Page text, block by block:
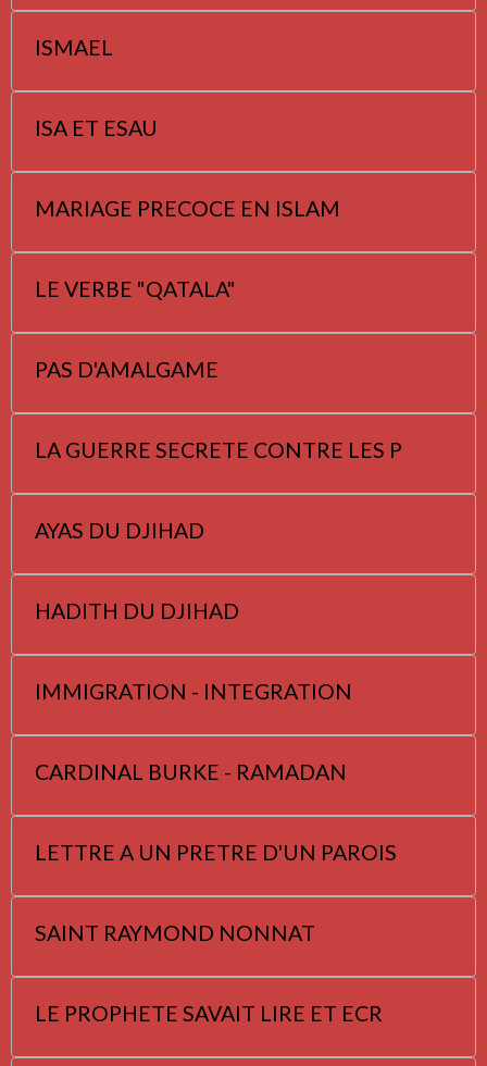
ISMAEL
ISA ET ESAU
MARIAGE PRECOCE EN ISLAM
LE VERBE "QATALA"
PAS D'AMALGAME
LA GUERRE SECRETE CONTRE LES P
AYAS DU DJIHAD
HADITH DU DJIHAD
IMMIGRATION - INTEGRATION
CARDINAL BURKE - RAMADAN
LETTRE A UN PRETRE D'UN PAROIS
SAINT RAYMOND NONNAT
LE PROPHETE SAVAIT LIRE ET ECR